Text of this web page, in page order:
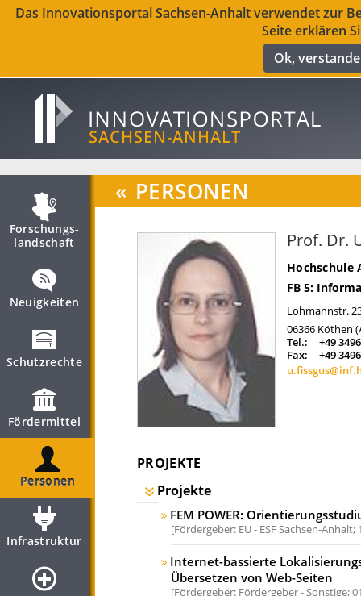
Das Innovationsportal Sachsen-Anhalt verwendet zur
Seite erklären
Ok,
Forschungs­
landschaft
Neuigkeiten
Schutzrechte
Fördermittel
Personen
Infrastruktur
« PERSONEN
Prof. Dr.
Hochschule
FB 5:
Lohmannstr.
06366 Köthen
Tel.:
+49
Fax:
+49
PROJEKTE
Projekte
FEM POWER:
Fördergeber: EU - ESF Sachsen-Anhalt;
Internet-bassierte
Übersetzen von Web-Seiten
Fördergeber: Fördergeber - Sonstige;